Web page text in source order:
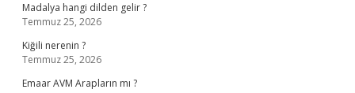
Madalya hangi dilden gelir ?
Temmuz 25, 2026
Kiğili nerenin ?
Temmuz 25, 2026
Emaar AVM Arapların mı ?